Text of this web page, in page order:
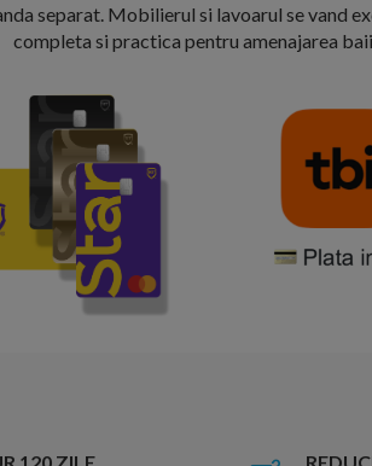
separat. Mobilierul si lavoarul se vand
completa si practica pentru amenajarea